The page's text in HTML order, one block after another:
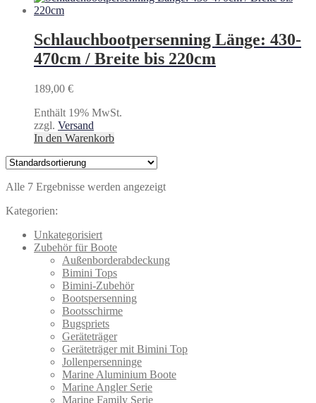
Schlauchbootpersenning Länge: 430-
470cm / Breite bis 220cm
189,00 €
Enthält 19% MwSt.
zzgl. Versand
In den Warenkorb
Alle 7 Ergebnisse werden angezeigt
Kategorien:
Unkategorisiert
Zubehör für Boote
Außenborderabdeckung
Bimini Tops
Bimini-Zubehör
Bootspersenning
Bootsschirme
Bugspriets
Geräteträger
Geräteträger mit Bimini Top
Jollenpersenninge
Marine Aluminium Boote
Marine Angler Serie
Marine Family Serie